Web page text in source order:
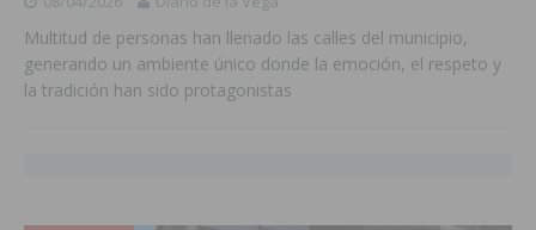
Multitud de personas han llenado las calles del municipio,
generando un ambiente único donde la emoción, el respeto y
la tradición han sido protagonistas